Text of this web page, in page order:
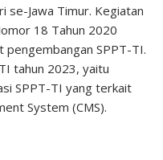
se-Jawa Timur. Kegiatan
18 Tahun 2020
SPPT-TI.
tahun 2023, yaitu
SPPT-TI yang terkait
System (CMS).